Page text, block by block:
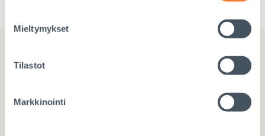
Mieltymykset
Tilastot
Markkinointi